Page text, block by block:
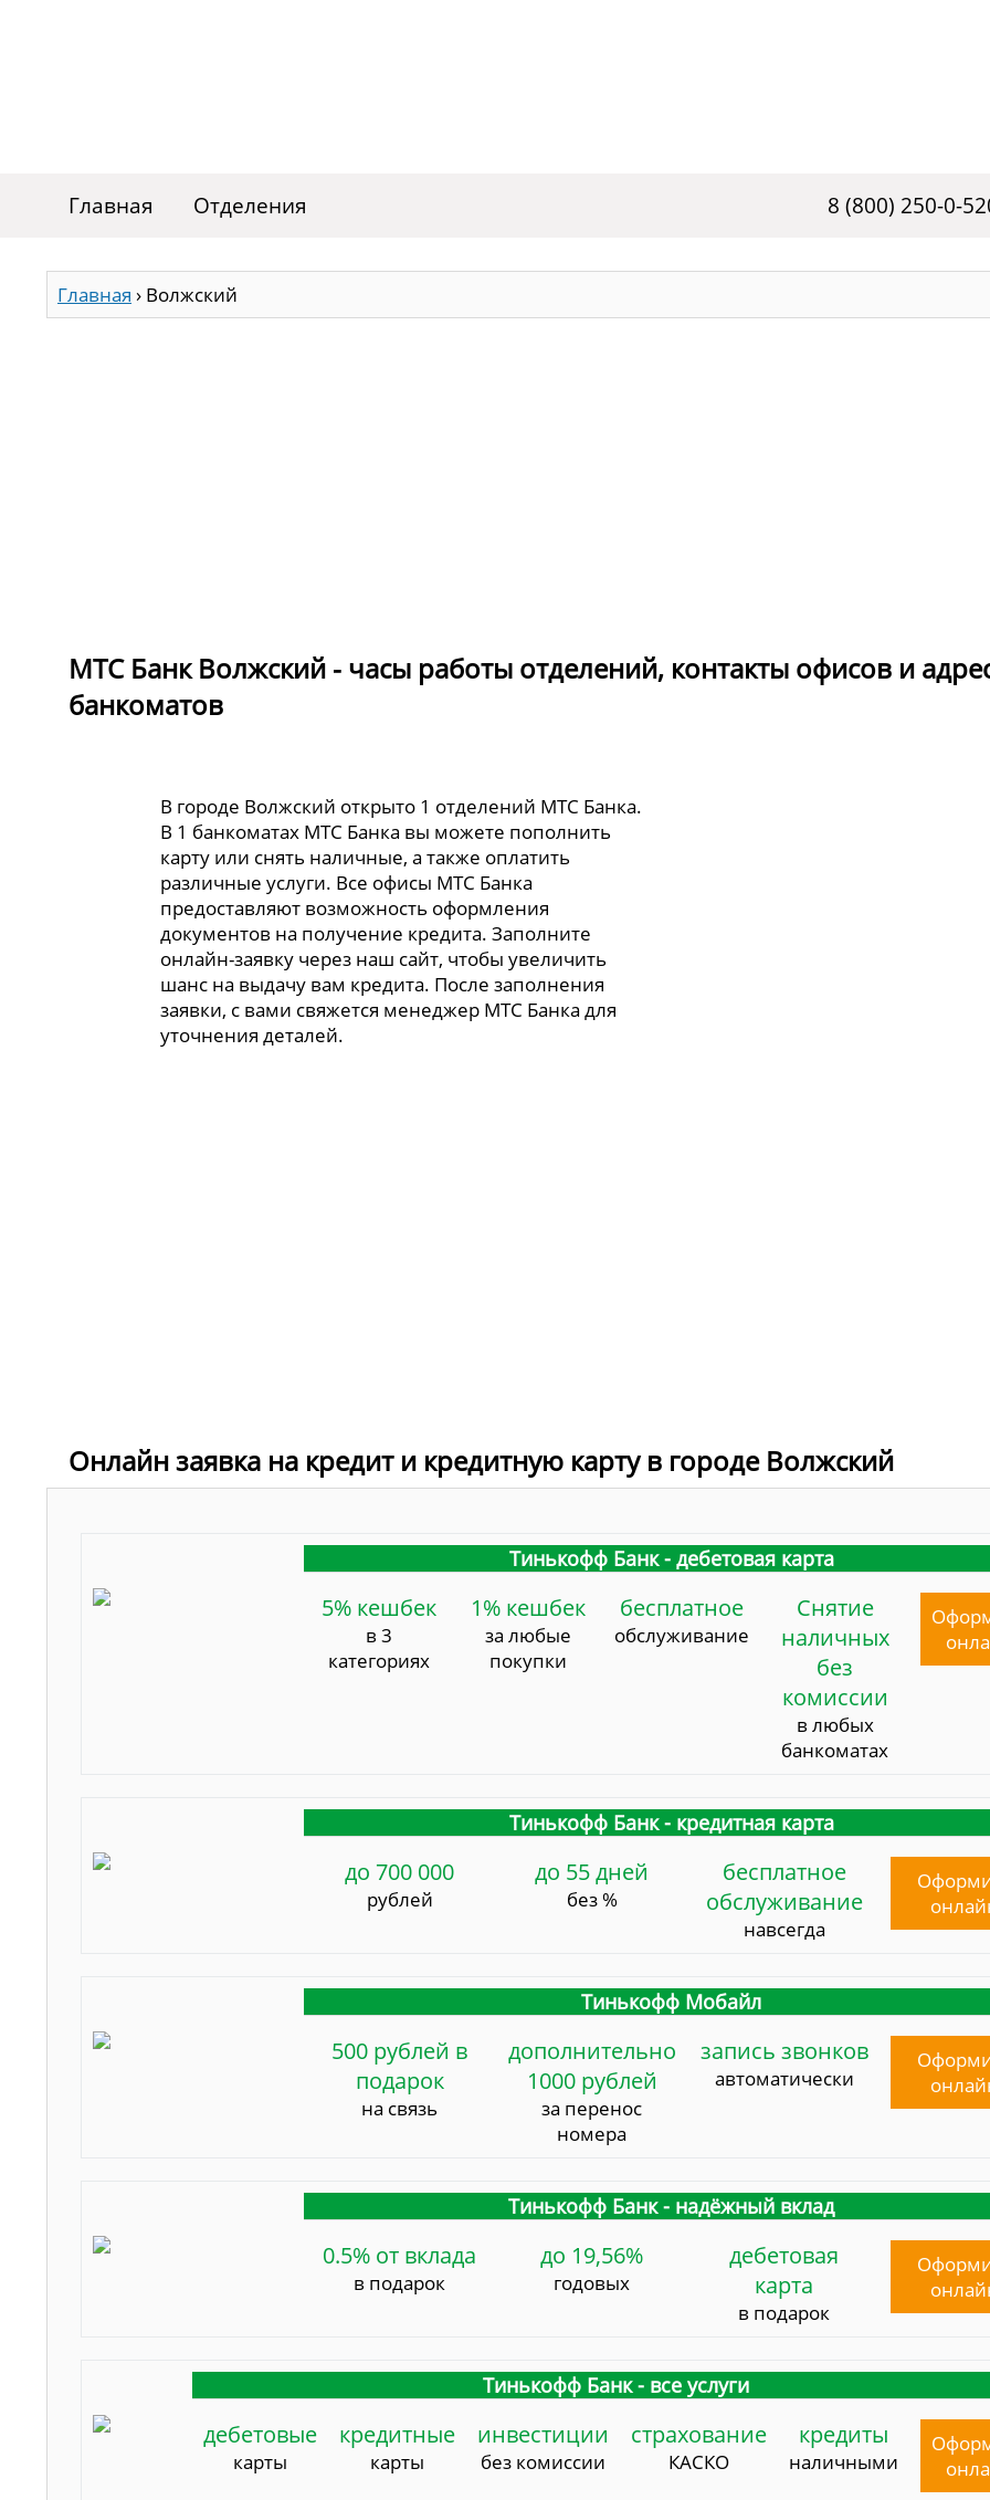
Главная Отделения 8 (800) 250-0-
Главная › Волжский
МТС Банк Волжский - часы работы отделений, контакты офисов и
банкоматов
В городе Волжский открыто 1 отделений МТС Банка.
В 1 банкоматах МТС Банка вы можете пополнить
карту или снять наличные, а также оплатить
различные услуги. Все офисы МТС Банка
предоставляют возможность оформления
документов на получение кредита. Заполните
онлайн-заявку через наш сайт, чтобы увеличить
шанс на выдачу вам кредита. После заполнения
заявки, с вами свяжется менеджер МТС Банка для
уточнения деталей.
Онлайн заявка на кредит и кредитную карту в городе Волжский
Тинькофф Банк - дебетовая карта
5% кешбек
в 3
категориях
1% кешбек
за любые
покупки
бесплатное
обслуживание
Снятие
наличных
без
комиссии
в любых
банкоматах
Тинькофф Банк - кредитная карта
до 700 000
рублей
до 55 дней
без %
бесплатное
обслуживание
навсегда
Тинькофф Мобайл
500 рублей в
подарок
на связь
дополнительно
1000 рублей
за перенос
номера
запись звонков
автоматически
Тинькофф Банк - надёжный вклад
0.5% от вклада
в подарок
до 19,56%
годовых
дебетовая
карта
в подарок
Тинькофф Банк - все услуги
дебетовые
карты
кредитные
карты
инвестиции
без комиссии
страхование
КАСКО
кредиты
наличными